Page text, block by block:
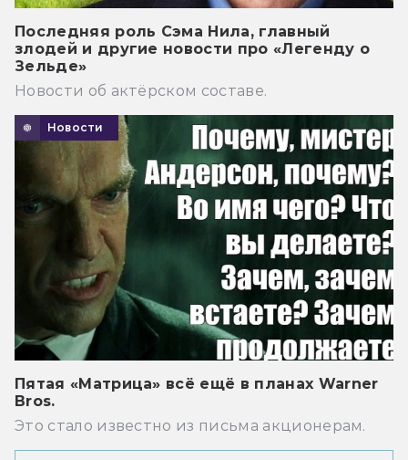
Последняя роль Сэма Нила, главный
злодей и другие новости про «Легенду о
Зельде»
Новости об актёрском составе.
Новости
Пятая «Матрица» всё ещё в планах Warner
Bros.
Это стало известно из письма акционерам.